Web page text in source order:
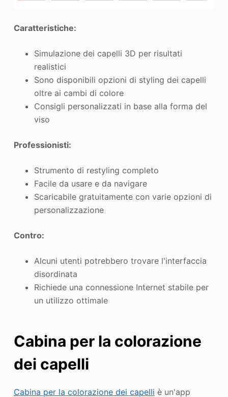
Caratteristiche:
Simulazione dei capelli 3D per risultati
realistici
Sono disponibili opzioni di styling dei capelli
oltre ai cambi di colore
Consigli personalizzati in base alla forma del
viso
Professionisti:
Strumento di restyling completo
Facile da usare e da navigare
Scaricabile gratuitamente con varie opzioni di
personalizzazione
Contro:
Alcuni utenti potrebbero trovare l'interfaccia
disordinata
Richiede una connessione Internet stabile per
un utilizzo ottimale
Cabina per la colorazione
dei capelli
Cabina per la colorazione dei capelli è un'app